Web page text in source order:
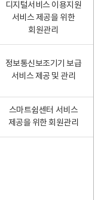
디지털서비스 이용지원
서비스 제공을 위한
회원관리
정보통신보조기기 보급
서비스 제공 및 관리
스마트쉼센터 서비스
제공을 위한 회원관리